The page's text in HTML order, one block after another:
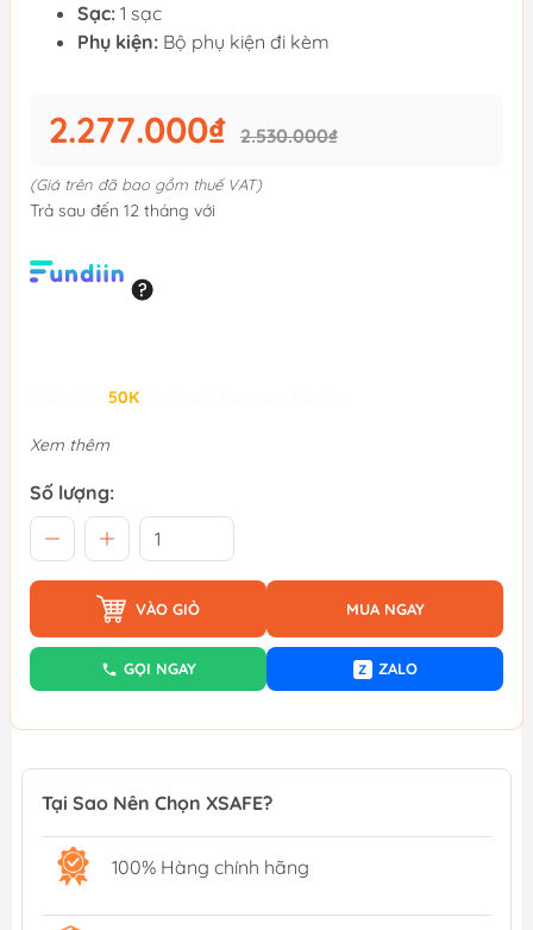
Sạc: 1 sạc
Phụ kiện: Bộ phụ kiện đi kèm
2.277.000₫ 2.530.000₫
(Giá trên đã bao gồm thuế VAT)
Trả sau đến 12 tháng với
50K
Xem thêm
Số lượng:
VÀO GIỎ MUA NGAY
GỌI NGAY Z ZALO
Tại Sao Nên Chọn XSAFE?
100% Hàng chính hãng